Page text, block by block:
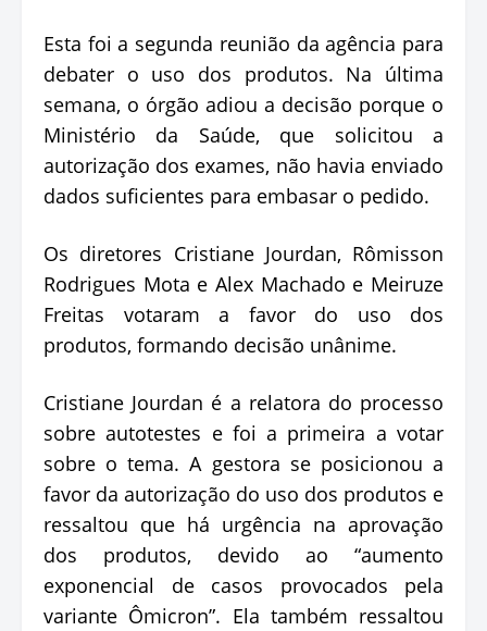
Esta foi a segunda reunião da agência para
debater o uso dos produtos. Na última
semana, o órgão adiou a decisão porque o
Ministério da Saúde, que solicitou a
autorização dos exames, não havia enviado
dados suficientes para embasar o pedido.
Os diretores Cristiane Jourdan, Rômisson
Rodrigues Mota e Alex Machado e Meiruze
Freitas votaram a favor do uso dos
produtos, formando decisão unânime.
Cristiane Jourdan é a relatora do processo
sobre autotestes e foi a primeira a votar
sobre o tema. A gestora se posicionou a
favor da autorização do uso dos produtos e
ressaltou que há urgência na aprovação
dos produtos, devido ao “aumento
exponencial de casos provocados pela
variante Ômicron”. Ela também ressaltou